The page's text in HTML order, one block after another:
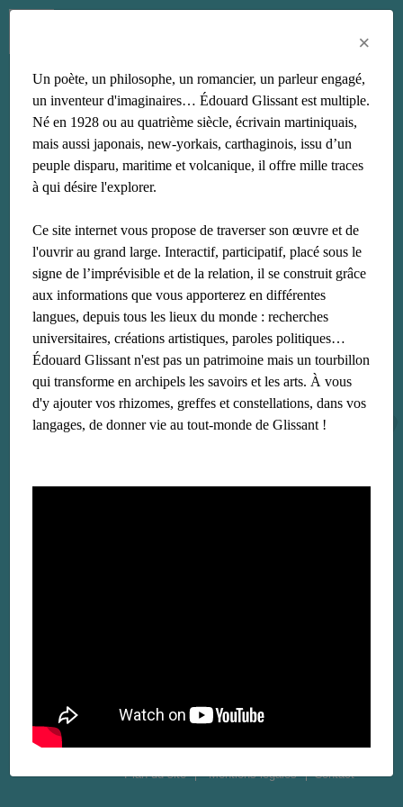
cohée
×
Un poète, un philosophe, un romancier, un parleur engagé,
un inventeur d'imaginaires… Édouard Glissant est multiple.
Né en 1928 ou au quatrième siècle, écrivain martiniquais,
mais aussi japonais, new-yorkais, carthaginois, issu d’un
peuple disparu, maritime et volcanique, il offre mille traces
à qui désire l'explorer.
Ce site internet vous propose de traverser son œuvre et de
l'ouvrir au grand large. Interactif, participatif, placé sous le
signe de l’imprévisible et de la relation, il se construit grâce
aux informations que vous apporterez en différentes
langues, depuis tous les lieux du monde : recherches
universitaires, créations artistiques, paroles politiques…
Édouard Glissant n'est pas un patrimoine mais un tourbillon
qui transforme en archipels les savoirs et les arts. À vous
d'y ajouter vos rhizomes, greffes et constellations, dans vos
langages, de donner vie au tout-monde de Glissant !
Plan du site Mentions légales Contact